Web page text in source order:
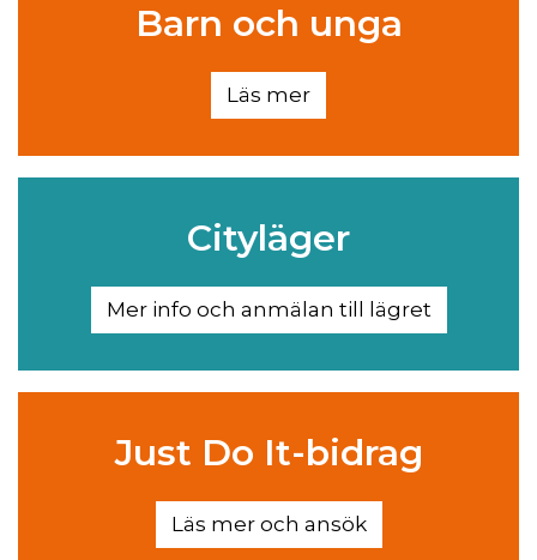
Barn och unga
Läs mer
Cityläger
Mer info och anmälan till lägret
Just Do It-bidrag
Läs mer och ansök